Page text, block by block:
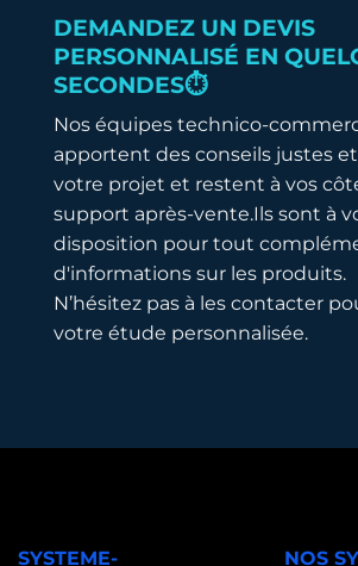
DEMANDEZ UN DEVIS
PERSONNALISÉ EN
SECONDES⏱️
Nos équipes technico-
apportent des conseils justes
votre projet et restent à vos
support après-vente.Ils sont à
disposition pour tout
d'informations sur les produits.
N’hésitez pas à les contacter
votre étude personnalisée.
SYSTEME-
NOS